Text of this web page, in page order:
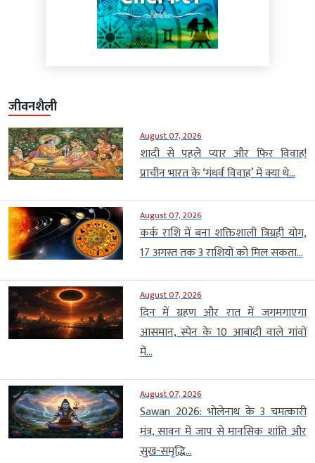
जीवनशैली
August 07, 2026
शादी से पहले प्यार और फिर विवाह!
प्राचीन भारत के ‘गंधर्व विवाह’ में क्या थे...
August 07, 2026
कर्क राशि में बना शक्तिशाली त्रिग्रही योग,
17 अगस्त तक 3 राशियों को मिल सकता...
August 07, 2026
दिन में ग्रहण और रात में जगमगाएगा
आसमान, स्पेन के 10 आबादी वाले गांवों
में...
August 07, 2026
Sawan 2026: भोलेनाथ के 3 चमत्कारी
मंत्र, सावन में जाप से मानसिक शांति और
सुख-समृद्धि...